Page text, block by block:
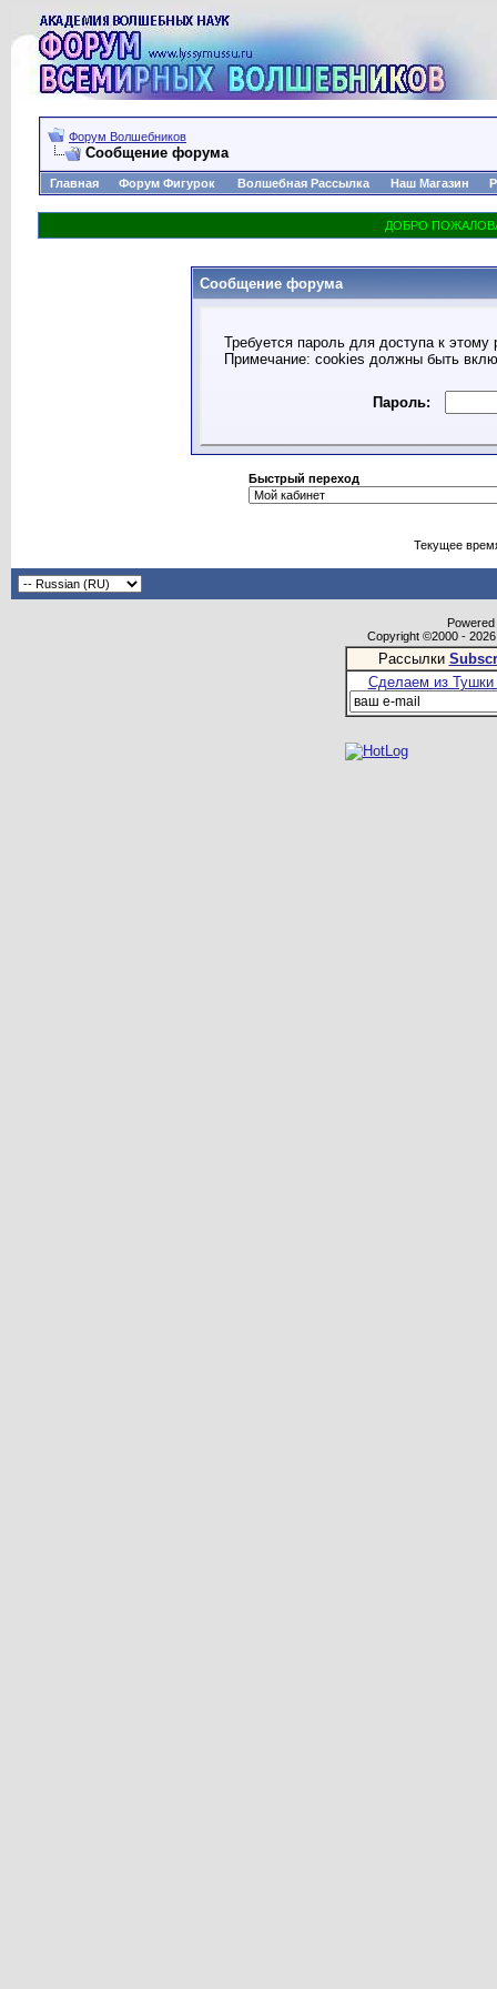
Форум Волшебников
Сообщение форума
Главная Форум Фигурок Волшебная Рассылка Наш Магазин
Сообщение форума
Требуется пароль для доступа к
Примечание: cookies должны быть
Пароль:
Быстрый переход
Текущее
Copyright ©2000 -
Рассылки
Сделаем из Тушки